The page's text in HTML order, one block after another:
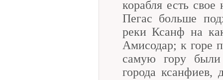
корабля есть
Пегас больше
реки Ксанф на
Амисодар; к горе
самую гору
города ксанфиев,